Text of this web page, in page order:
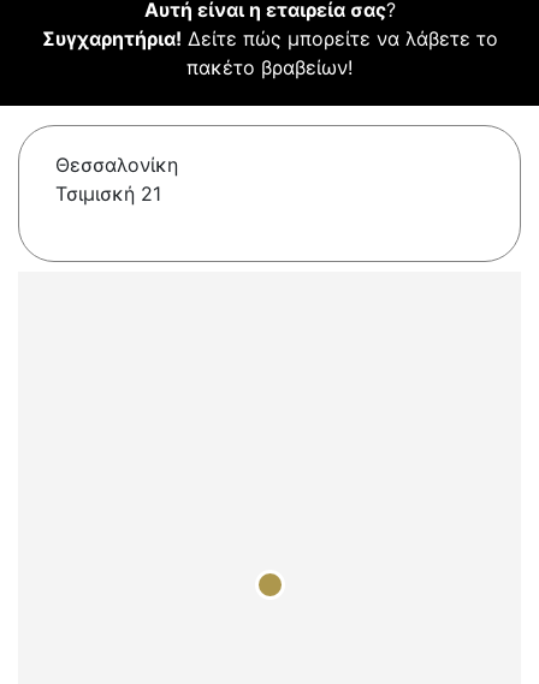
Αυτή είναι η εταιρεία σας?
Συγχαρητήρια! Δείτε πώς μπορείτε να λάβετε το
πακέτο βραβείων!
Θεσσαλονίκη
Τσιμισκή 21